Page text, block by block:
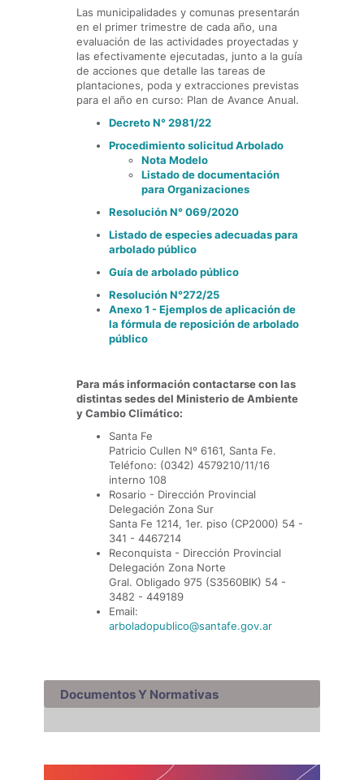
Las municipalidades y comunas presentarán
en el primer trimestre de cada año, una
evaluación de las actividades proyectadas y
las efectivamente ejecutadas, junto a la guía
de acciones que detalle las tareas de
plantaciones, poda y extracciones previstas
para el año en curso: Plan de Avance Anual.
Decreto N° 2981/22
Procedimiento solicitud Arbolado
Nota Modelo
Listado de documentación
para Organizaciones
Resolución N° 069/2020
Listado de especies adecuadas para
arbolado público
Guía de arbolado público
Resolución N°272/25
Anexo 1 - Ejemplos de aplicación de
la fórmula de reposición de arbolado
público
Para más información contactarse con las
distintas sedes del Ministerio de Ambiente
y Cambio Climático:
Santa Fe
Patricio Cullen Nº 6161, Santa Fe.
Teléfono: (0342) 4579210/11/16
interno 108
Rosario - Dirección Provincial
Delegación Zona Sur
Santa Fe 1214, 1er. piso (CP2000) 54 -
341 - 4467214
Reconquista - Dirección Provincial
Delegación Zona Norte
Gral. Obligado 975 (S3560BIK) 54 -
3482 - 449189
Email:
arboladopublico@santafe.gov.ar
Documentos Y Normativas